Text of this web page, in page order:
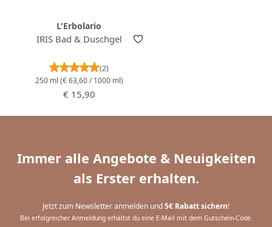
L'Erbolario
IRIS Bad & Duschgel
Durchschnittliche Bewertung von 5 von 5
(2)
250 ml (€ 63,60 / 1000 ml)
Regulärer Preis:
€ 15,90
Immer alle Angebote & Neuigkeiten
als Erster erhalten.
Jetzt zum Newsletter anmelden und5€ Rabatt sichern!
Bei erfolgreicher Anmeldung erhältst du eine E-Mail mit dem Gutschein-Code.